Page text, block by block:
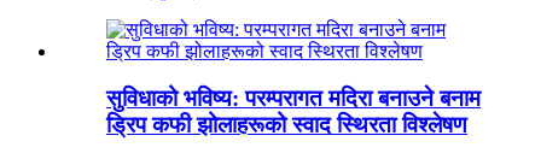
सुविधाको भविष्य: परम्परागत मदिरा बनाउने बनाम
ड्रिप कफी झोलाहरूको स्वाद स्थिरता विश्लेषण